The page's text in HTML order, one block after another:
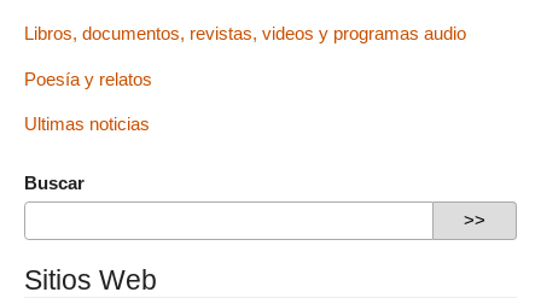
Libros, documentos, revistas, videos y programas audio
Poesía y relatos
Ultimas noticias
Buscar
Sitios Web